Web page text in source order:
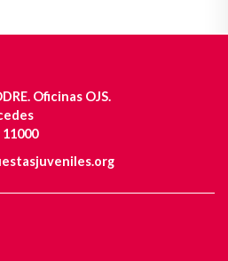
Oficinas OJS.